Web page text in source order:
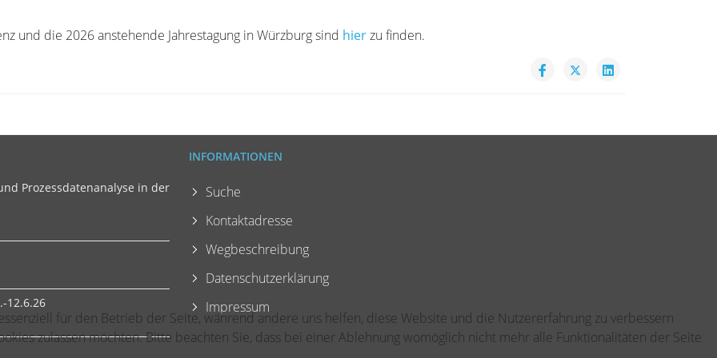
und die 2026 anstehende Jahrestagung in Würzburg sind hierzu finden.
Prozessdatenanalyse in der
12.6.26
INFORMATIONEN
Suche
Kontaktadresse
Wegbeschreibung
Datenschutzerklärung
Impressum
für den Betrieb der Seite, während andere uns helfen, diese Website und die Nutzererfahrung zu verbessern
zulassen möchten. Bitte beachten Sie, dass bei einer Ablehnung womöglich nicht mehr alle Funktionalitäten der Seite